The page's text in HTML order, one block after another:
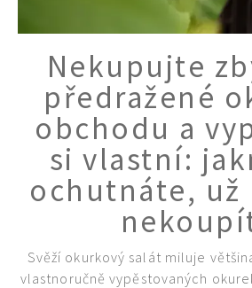
Nekupujte
předražené
obchodu a
si vlastní:
ochutnáte, už
Svěží okurkový salát miluje
vlastnoručně vypěstovaných